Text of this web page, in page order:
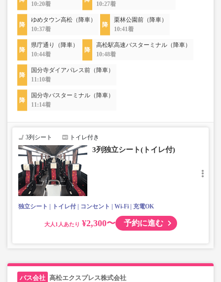
10:20着
10:27着
ゆめタウン高松（降車）
10:37着
栗林公園前（降車）
10:41着
県庁通り（降車）
10:44着
高松駅高速バスターミナル（降車）
10:48着
国分寺ダイアパレス前（降車）
11:10着
国分寺バスターミナル（降車）
11:14着
3列シート トイレ付き
3列独立シート(トイレ付)
独立シート トイレ付 コンセント Wi-Fi 充電OK
大人 ¥2,300〜 予約に進む
高松エクスプレス株式会社